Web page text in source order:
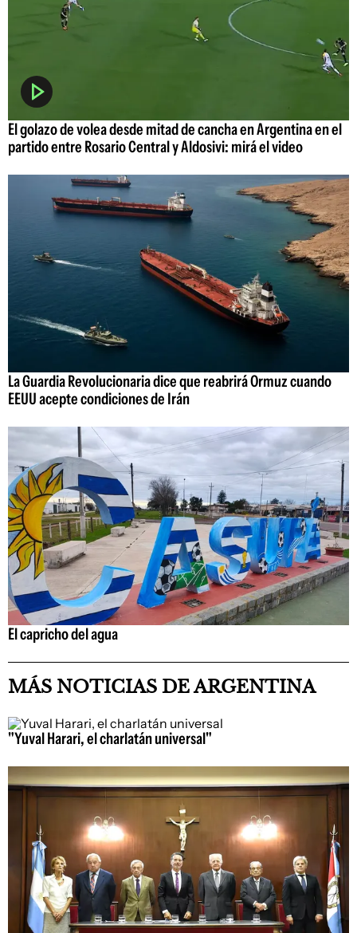
El golazo de volea desde mitad de cancha en Argentina en el
partido entre Rosario Central y Aldosivi: mirá el video
La Guardia Revolucionaria dice que reabrirá Ormuz cuando
EEUU acepte condiciones de Irán
El capricho del agua
MÁS NOTICIAS DE ARGENTINA
"Yuval Harari, el charlatán universal"